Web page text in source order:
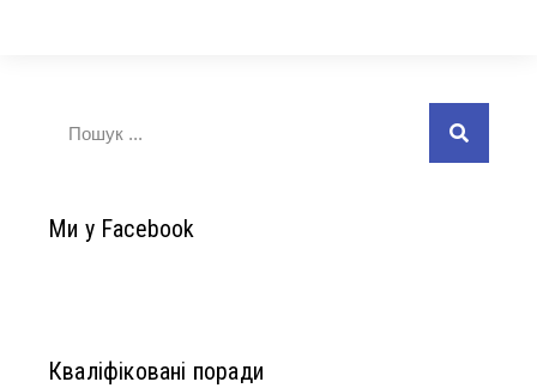
Ми у Facebook
Кваліфіковані поради